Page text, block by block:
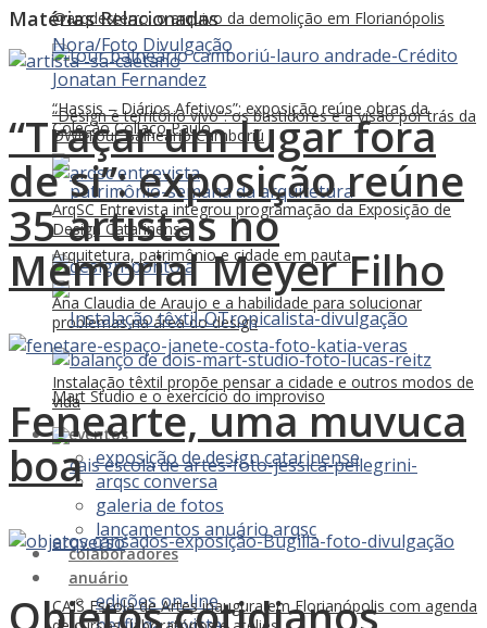
@arqdesterro: o arquivo da demolição em Florianópolis
“Design é território vivo”: os bastidores e a visão por trás da
DW! Tour Balneário Camboriú
ArqSC Entrevista integrou programação da Exposição de
Design Catarinense
Ana Claudia de Araujo e a habilidade para solucionar
problemas na área do design
Mart Studio e o exercício do improviso
eventos
exposição de design catarinense
arqsc conversa
galeria de fotos
lançamentos anuário arqsc
colaboradores
anuário
edições on-line
“Hassis – Diários Afetivos”: exposição reúne obras da
Coleção Collaço Paulo
Arquitetura, patrimônio e cidade em pauta
Instalação têxtil propõe pensar a cidade e outros modos de
vida
CAIS Escola de Artes inaugura em Florianópolis com agenda
MatériasRelacionadas
“Traçar um lugar fora
de si”: exposição reúne
35 artistas no
Memorial Meyer Filho
Fenearte, uma muvuca
boa
Objetos cotidianos